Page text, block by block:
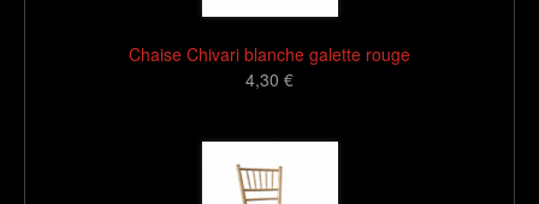
Chaise Chivari blanche galette rouge
4,30 €